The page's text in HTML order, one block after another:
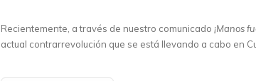
Recientemente, a través de nuestro comunicado ¡Manos
actual contrarrevolución que se está llevando a cabo en